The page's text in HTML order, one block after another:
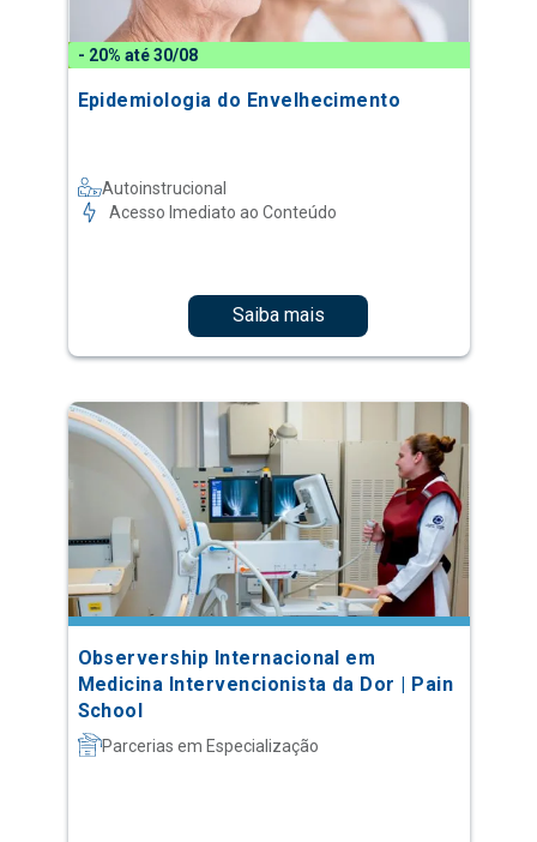
- 20% até 30/08
Epidemiologia do Envelhecimento
Autoinstrucional
Acesso Imediato ao Conteúdo
Saiba mais
Observership Internacional em
Medicina Intervencionista da Dor | Pain
School
Parcerias em Especialização